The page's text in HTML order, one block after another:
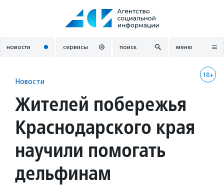
новости сервисы поиск меню
18+
Новости
Жителей побережья
Краснодарского края
научили помогать
дельфинам